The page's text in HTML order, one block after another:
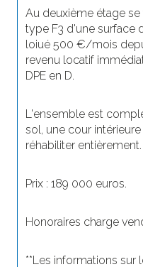
Au deuxième étage
type F3 d'une surface
loiué 500 €/mois
revenu locatif
DPE en D.
L'ensemble est
sol, une cour
réhabiliter entièrement.
Prix : 189 000 euros.
Honoraires charge
**Les informations sur